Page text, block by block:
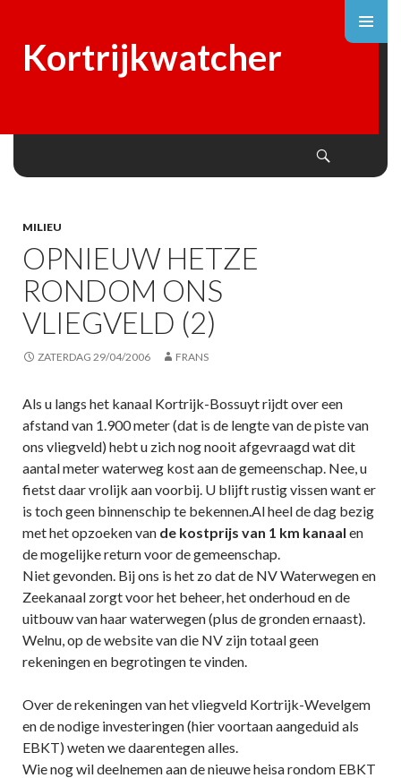
Kortrijkwatcher
MILIEU
OPNIEUW HETZE
RONDOM ONS
VLIEGVELD (2)
ZATERDAG 29/04/2006 FRANS
Als u langs het kanaal Kortrijk-Bossuyt rijdt over een
afstand van 1.900 meter (dat is de lengte van de piste van
ons vliegveld) hebt u zich nog nooit afgevraagd wat dit
aantal meter waterweg kost aan de gemeenschap. Nee, u
fietst daar vrolijk aan voorbij. U blijft rustig vissen want er
is toch geen binnenschip te bekennen.Al heel de dag bezig
met het opzoeken van de kostprijs van 1 km kanaal en
de mogelijke return voor de gemeenschap.
Niet gevonden. Bij ons is het zo dat de NV Waterwegen en
Zeekanaal zorgt voor het beheer, het onderhoud en de
uitbouw van haar waterwegen (plus de gronden ernaast).
Welnu, op de website van die NV zijn totaal geen
rekeningen en begrotingen te vinden.
Over de rekeningen van het vliegveld Kortrijk-Wevelgem
en de nodige investeringen (hier voortaan aangeduid als
EBKT) weten we daarentegen alles.
Wie nog wil deelnemen aan de nieuwe heisa rondom EBKT